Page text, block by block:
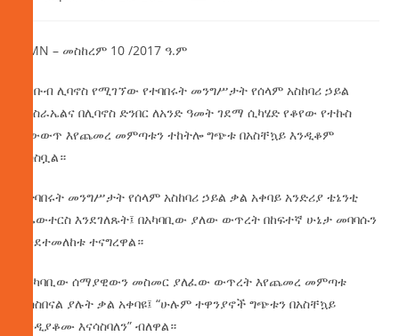
AMN – መስከረም 10 /2017 ዓ.ም
በደቡብ ሊባኖስ የሚገኘው የተባበሩት መንግሥታት የሰላም አስከባሪ ኃይል
በእስራኤልና በሊባኖስ ድንበር ለአንድ ዓመት ገደማ ሲካሄድ የቆየው የተኩስ
ልውውጥ እየጨመረ መምጣቱን ተከትሎ ግጭቱ በአስቸኳይ እንዲቆም
አሳስቧል።
የተባበሩት መንግሥታት የሰላም አስከባሪ ኃይል ቃል አቀባይ አንድሪያ ቴኔንቲ
ለሬውተርስ እንደገለጹት፤ በአካባቢው ያለው ውጥረት በከፍተኛ ሁኔታ መባባሱን
እንደተመለከቱ ተናግረዋል።
በአካባቢው ሰማያዊውን መስመር ያለፈው ውጥረት እየጨመረ መምጣቱ
ያሳስበናል ያሉት ቃል አቀባዩ፤ “ሁሉም ተዋንያኖች ግጭቱን በአስቸኳይ
እንዲያቆሙ እናሳስባለን” ብለዋል።